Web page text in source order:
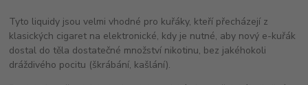
Tyto liquidy jsou velmi vhodné pro kuřáky, kteří přecházejí z
klasických cigaret na elektronické, kdy je nutné, aby nový e-kuřák
dostal do těla dostatečné množství nikotinu, bez jakéhokoli
dráždivého pocitu (škrábání, kašlání).